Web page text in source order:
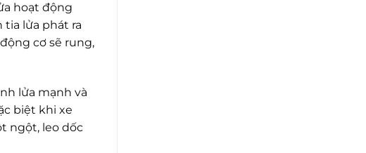
hoạt động
lửa phát ra
cơ sẽ rung,
lửa mạnh và
biệt khi xe
ngột, leo dốc